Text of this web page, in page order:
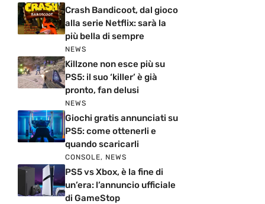
Crash Bandicoot, dal gioco
alla serie Netflix: sarà la
più bella di sempre
NEWS
Killzone non esce più su
PS5: il suo ‘killer’ è già
pronto, fan delusi
NEWS
Giochi gratis annunciati su
PS5: come ottenerli e
quando scaricarli
CONSOLE, NEWS
PS5 vs Xbox, è la fine di
un’era: l’annuncio ufficiale
di GameStop